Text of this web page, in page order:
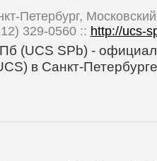
Петербург,
329-0560 :: http://ucs-
(UCS SPb) -
в Санкт-